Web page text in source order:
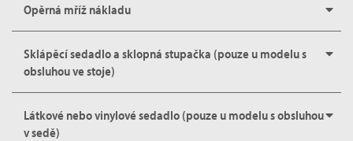
Opěrná mříž nákladu
Sklápěcí sedadlo a sklopná stupačka (pouze u modelu s
obsluhou ve stoje)
Látkové nebo vinylové sedadlo (pouze u modelu s obsluhou
v sedě)